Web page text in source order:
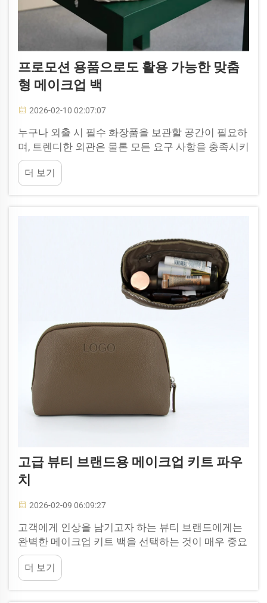
프로모션 용품으로도 활용 가능한 맞춤
형 메이크업 백
2026-02-10 02:07:07
누구나 외출 시 필수 화장품을 보관할 공간이 필요하
며, 트렌디한 외관은 물론 모든 요구 사항을 충족시키
는 맞춤 백을 사용하는 것보다 더 좋은 방법이 있을
까요? 게다가 이 백은 단순한 용기 이상으로, 기업 브
랜딩을 위한 매우 강력한 도구이기도 합니다...
더 보기
고급 뷰티 브랜드용 메이크업 키트 파우
치
2026-02-09 06:09:27
고객에게 인상을 남기고자 하는 뷰티 브랜드에게는
완벽한 메이크업 키트 백을 선택하는 것이 매우 중요
합니다. 메이크업을 떠올릴 때, 여러분은 보통 아름다
운 색상과 멋진 디자인을 떠올리게 될 것입니다. 따
라서 파우치는 브랜드의 전체적인 이미지와 조화를
더 보기